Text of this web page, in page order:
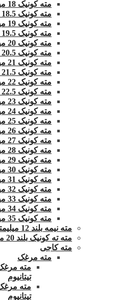
مته کونیک 18 میلیمتر
مته کونیک 18.5 میلیمتر
مته کونیک 19 میلیمتر
مته کونیک 19.5 میلیمتر
مته کونیک 20 میلیمتر
مته کونیک 20.5 میلیمتر
مته کونیک 21 میلیمتر
مته کونیک 21.5 میلیمتر
مته کونیک 22 میلیمتر
مته کونیک 22.5 میلیمتر
مته کونیک 23 میلیمتر
مته کونیک 24 میلیمتر
مته کونیک 25 میلیمتر
مته کونیک 26 میلیمتر
مته کونیک 27 میلیمتر
مته کونیک 28 میلیمتر
مته کونیک 29 میلیمتر
مته کونیک 30 میلیمتر
مته کونیک 31 میلیمتر
مته کونیک 32 میلمتر
مته کونیک 33 میلیمتر
مته کونیک 34 میلیمتر
مته کونیک 35 میلیمتر
مته نیمه بلند 12 میلیمتر
مته ته کونیک بلند 20 میلیمتر
مته کاجی
مته مرغک
تیتانیوم
تیتانیوم